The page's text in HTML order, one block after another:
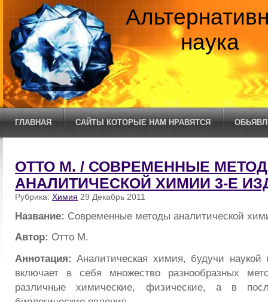
наука
ГЛАВНАЯ САЙТЫ КОТОРЫЕ НАМ НРАВЯТСЯ
ОТТО М. / СОВРЕМЕННЫЕ
АНАЛИТИЧЕСКОЙ ХИМИИ 3-Е
Рубрика: Химия 29 Декабрь 2011
Название: Современные методы аналитической
Автор: Отто М.
Аннотация: Аналитическая химия, будучи наукой
включает в себя множество разнообразных
различные химические, физические, а в